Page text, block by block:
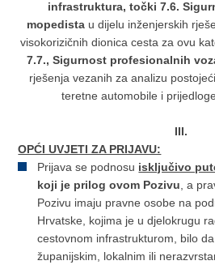
infrastruktura, točki 7.6.
mopedista u dijelu inženjerskih
visokorizičnih dionica cesta za ovu
7.7., Sigurnost profesionalnih
rješenja vezanih za analizu
teretne automobile i
III.
OPĆI UVJETI ZA PRIJAVU:
Prijava se podnosu isključivo
koji je prilog ovom Pozivu , a
Pozivu imaju pravne osobe na
Hrvatske, kojima je u djelokrugu
cestovnom infrastrukturom, bilo
županijskim, lokalnim ili